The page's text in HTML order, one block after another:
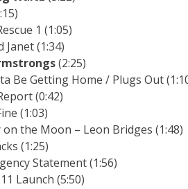
1 (1:05)
Janet (1:34)
(2:25)
Be Getting Home / Plugs Out
(0:42)
(1:03)
the Moon – Leon Bridges (1:48)
(1:25)
Statement (1:56)
Launch (5:50)